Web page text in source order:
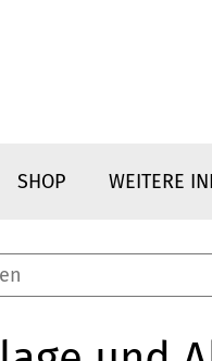
SHOP WEITERE